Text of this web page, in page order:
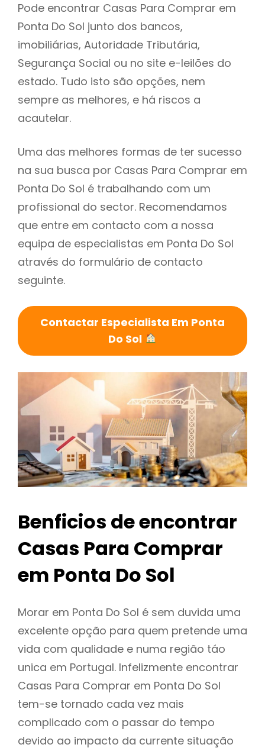
Pode encontrar Casas Para Comprar em
Ponta Do Sol junto dos bancos,
imobiliárias, Autoridade Tributária,
Segurança Social ou no site e-leilões do
estado. Tudo isto são opções, nem
sempre as melhores, e há riscos a
acautelar.
Uma das melhores formas de ter sucesso
na sua busca por Casas Para Comprar em
Ponta Do Sol é trabalhando com um
profissional do sector. Recomendamos
que entre em contacto com a nossa
equipa de especialistas em Ponta Do Sol
através do formulário de contacto
seguinte.
Contactar Especialista Em Ponta
Do Sol
Benficios de encontrar
Casas Para Comprar
em Ponta Do Sol
Morar em Ponta Do Sol é sem duvida uma
excelente opção para quem pretende uma
vida com qualidade e numa região táo
unica em Portugal. Infelizmente encontrar
Casas Para Comprar em Ponta Do Sol
tem-se tornado cada vez mais
complicado com o passar do tempo
devido ao impacto da currente situação